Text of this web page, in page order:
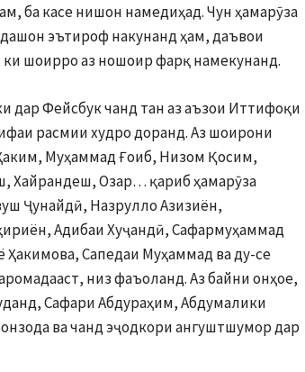
ба касе нишон намедиҳад. Чун ҳамарӯза
эътироф накунанд ҳам, даъвои
ки шоирро аз ношоир фарқ намекунанд.
дар Фейсбук чанд тан аз аъзои Иттифоқи
расмии худро доранд. Аз шоирони
Муҳаммад Ғоиб, Низом Қосим,
Хайрандеш, Озар… қариб ҳамарӯза
Ҷунайдӣ, Назрулло Азизиён,
Адибаи Хуҷандӣ, Сафармуҳаммад
Сапедаи Муҳаммад ва ду-се
низ фаъоланд. Аз байни онҳое,
Сафари Абдураҳим, Абдумалики
ва чанд эҷодкори ангуштшумор дар